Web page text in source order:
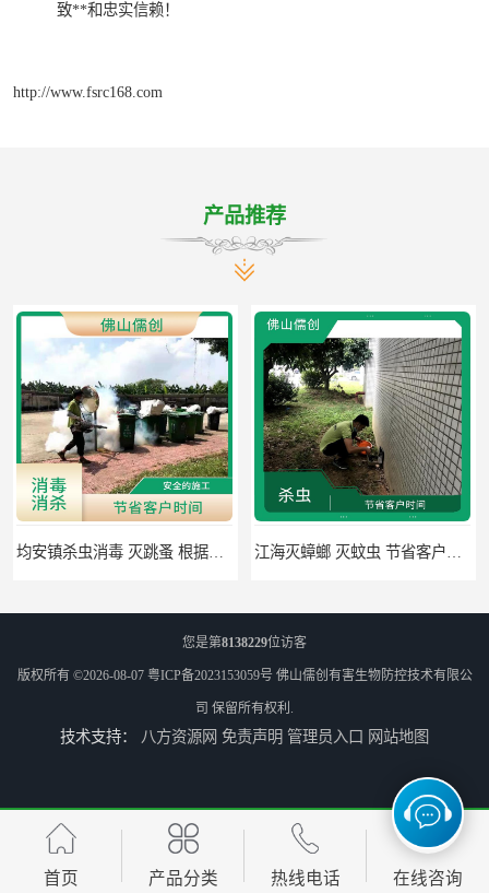
致**和忠实信赖！
http://www.fsrc168.com
产品推荐
均安镇杀虫消毒 灭跳蚤 根据现场情况定制中害方案 江海灭蟑螂 灭蚊虫 节省客户时间
佛山灭白蚁 害虫防治 可定期检查
您是第8138229位访客
版权所有 ©2026-08-07 粤ICP备2023153059号 佛山儒创有害生物防控技术有限公
司 保留所有权利.
技术支持： 八方资源网 免责声明 管理员入口 网站地图
首页 产品分类 热线电话 在线咨询